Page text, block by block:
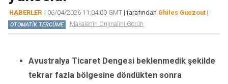
HABERLER | 06/04/2026 11:04:00 GMT | tarafından Ghiles Guezout |
OTOMATİK TERCÜME Makalenin Orijinalini Görün
Avustralya Ticaret Dengesi beklenmedik şekilde
tekrar fazla bölgesine döndükten sonra